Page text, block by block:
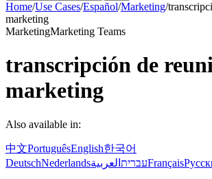
Home/Use Cases/Español/Marketing/
marketing
MarketingMarketing Teams
transcripción de
marketing
Also available in:
中文PortuguêsEnglish한국어
DeutschNederlands עברית العربية Français